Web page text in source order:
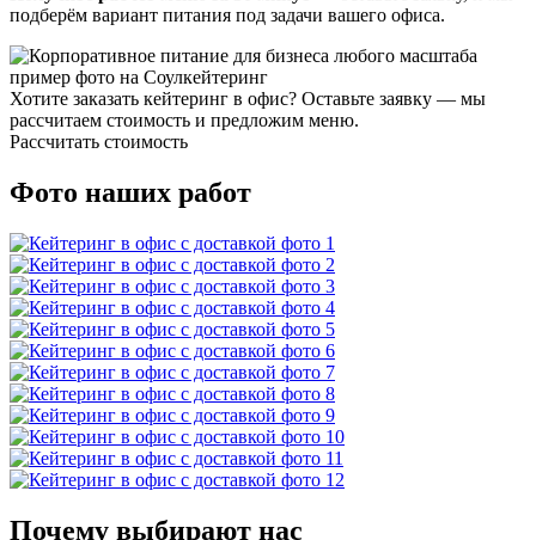
подберём вариант питания под задачи вашего офиса.
Хотите заказать кейтеринг в офис? Оставьте заявку — мы
рассчитаем стоимость и предложим меню.
Рассчитать стоимость
Фото наших работ
Почему выбирают нас